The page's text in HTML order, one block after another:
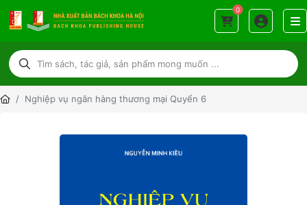
0
Nghiệp vụ ngân hàng thương mại Quyển 6